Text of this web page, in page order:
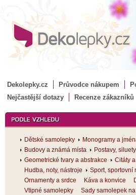
Dekolepky.cz Průvodce nákupem
Nejčastější dotazy
Recenze zákazníků
Dětské samolepky Monogramy a
Budovy a známá místa
Postavy,
Geometrické tvary a abstrakce
Citáty
Hudba, noty, nástroje
Sport, sportovní
Ornamenty a srdce
Káva a konvice
Vtipné samolepky
Sady samolepek